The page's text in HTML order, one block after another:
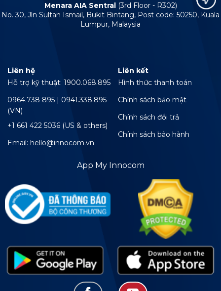
Menara AIA Sentral (3rd Floor - R302)
No. 30, Jln Sultan Ismail, Bukit Bintang, Post code: 50250, Kuala
Lumpur, Malaysia
Liên hệ
Hỗ trợ kỹ thuật: 1900.068.895
0964.738 895 | 0941.338.895
(VN)
+1 661 422 5036 (US & others)
Email: hello@innocom.vn
Liên kết
Hình thức thanh toán
Chính sách bảo mật
Chính sách đổi trả
Chính sách bảo hành
App My Innocom